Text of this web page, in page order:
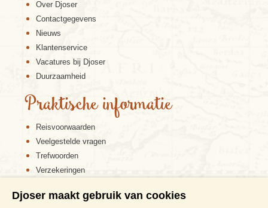
Over Djoser
Contactgegevens
Nieuws
Klantenservice
Vacatures bij Djoser
Duurzaamheid
Praktische informatie
Reisvoorwaarden
Veelgestelde vragen
Trefwoorden
Verzekeringen
Disclaimer
Djoser maakt gebruik van cookies